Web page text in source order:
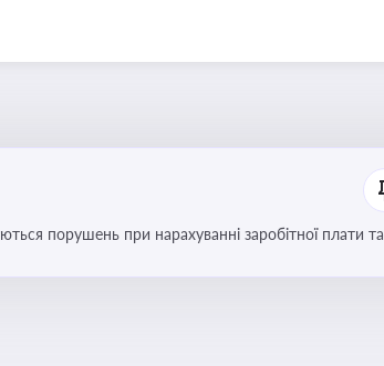
порушень при нарахуванні заробітної плати та